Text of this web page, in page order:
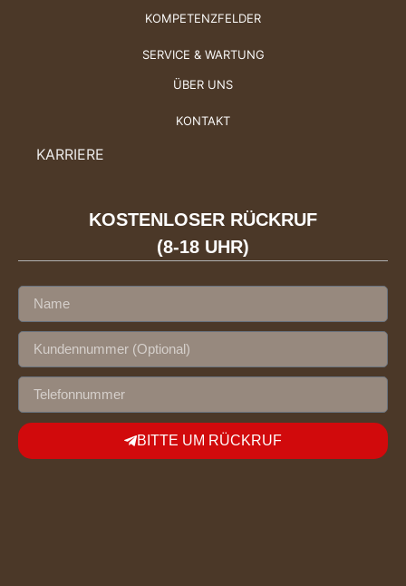
KOMPETENZFELDER
SERVICE & WARTUNG
ÜBER UNS
KONTAKT
KARRIERE
KOSTENLOSER RÜCKRUF
(8-18 UHR)
BITTE UM RÜCKRUF